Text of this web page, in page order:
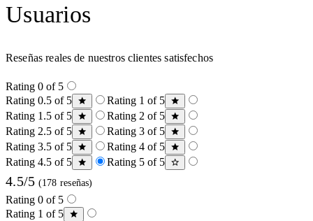
Usuarios
Reseñas reales de nuestros clientes satisfechos
Rating 0 of 5
Rating 0.5 of 5
Rating 1 of 5
Rating 1.5 of 5
Rating 2 of 5
Rating 2.5 of 5
Rating 3 of 5
Rating 3.5 of 5
Rating 4 of 5
Rating 4.5 of 5
Rating 5 of 5
4.5/5 (178 reseñas)
Rating 0 of 5
Rating 1 of 5